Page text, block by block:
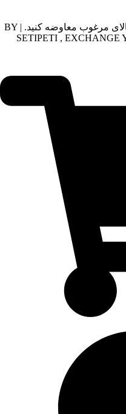
در ستی پتی پول ارزشمند خود را با کالای مرغوب معاوضه کنید. | BY
SETIPETI ,